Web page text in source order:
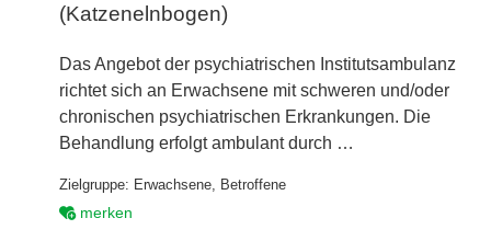
(Katzenelnbogen)
Das Angebot der psychiatrischen Institutsambulanz
richtet sich an Erwachsene mit schweren und/oder
chronischen psychiatrischen Erkrankungen. Die
Behandlung erfolgt ambulant durch …
Zielgruppe: Erwachsene Betroffene
merken